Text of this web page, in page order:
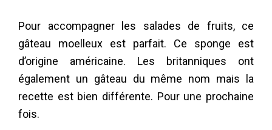
Pour accompagner les salades de fruits, ce
gâteau moelleux est parfait. Ce sponge est
d’origine américaine. Les britanniques ont
également un gâteau du même nom mais la
recette est bien différente. Pour une prochaine
fois.